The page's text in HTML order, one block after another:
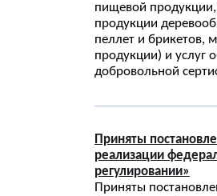
пищевой
продукции
пеллет и брикетов,
продукции) и услуг
добровольной
Приняты
реализации
регулировании»
Приняты